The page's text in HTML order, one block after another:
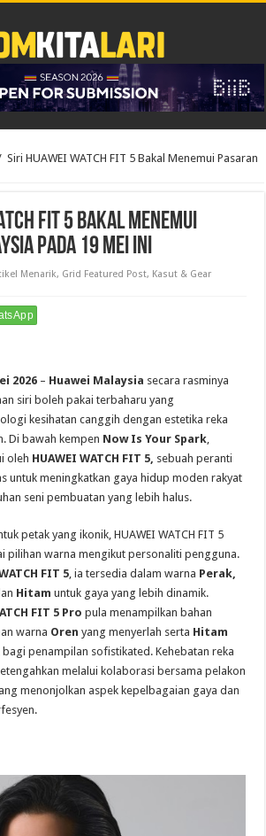
Siri HUAWEI WATCH FIT 5 Bakal Menemui Pasaran
FIT 5 Bakal Menemui
pada 19 Mei Ini
Menarik, Grid Featured Post, Kasut & Gear
2026 – Huawei Malaysia secara rasminya
siri boleh pakai terbaharu yang
kesihatan canggih dengan estetika reka
Di bawah kempen Now Is Your Spark
oleh HUAWEI WATCH FIT 5, sebuah peranti
untuk meningkatkan gaya hidup moden rakyat
seni pembuatan yang lebih halus.
petak yang ikonik, HUAWEI WATCH FIT 5
pilihan warna mengikut personaliti pengguna.
FIT 5 , ia tersedia dalam warna Perak,
Hitamuntuk gaya yang lebih dinamik.
FIT 5 Pro pula menampilkan bahan
warna Oren yang menyerlah serta Hitam
bagi penampilan sofistikated. Kehebatan reka
melalui kolaborasi bersama pelakon
menonjolkan aspek kepelbagaian gaya dan